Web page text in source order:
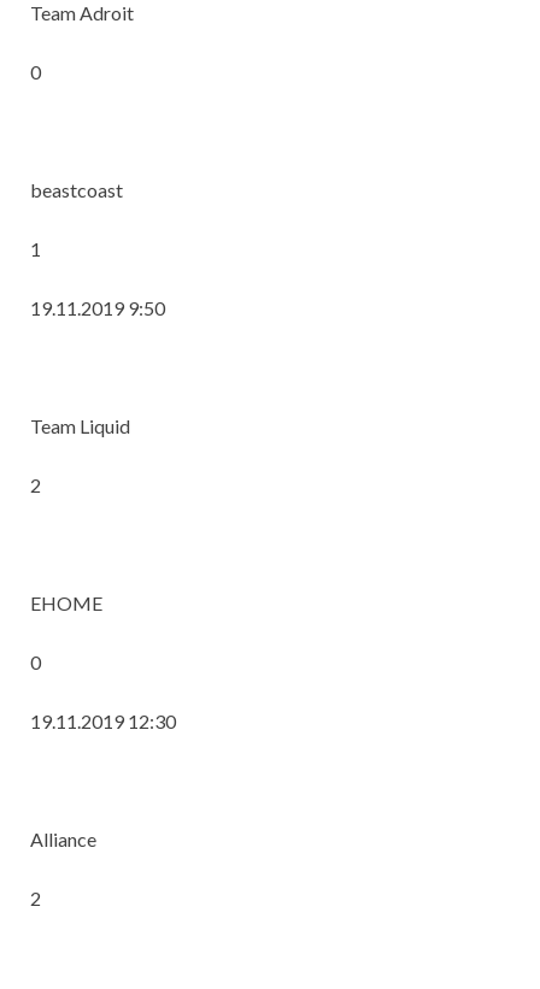
Team Adroit
0
beastcoast
1
19.11.2019 9:50
Team Liquid
2
EHOME
0
19.11.2019 12:30
Alliance
2